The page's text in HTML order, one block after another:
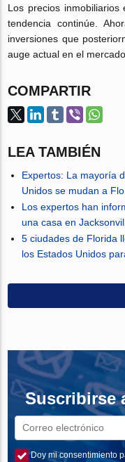
Los precios
tendencia continúe.
inversiones que
auge actual en el mercado.
COMPARTIR
LEA TAMBIÉN
Expertos: La mayoría
Unidos se mudan a
Los expertos han
una casa en
5 ciudades de Florida
los Estados Unidos
Suscribirse
Doy mi consentimiento